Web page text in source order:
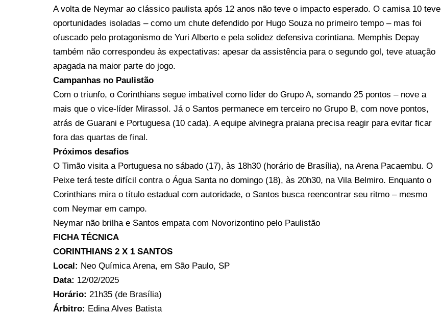
A volta de Neymar ao clássico paulista após 12 anos não teve o impacto esperado. O camisa 10 teve
oportunidades isoladas – como um chute defendido por Hugo Souza no primeiro tempo – mas foi
ofuscado pelo protagonismo de Yuri Alberto e pela solidez defensiva corintiana. Memphis Depay
também não correspondeu às expectativas: apesar da assistência para o segundo gol, teve atuação
apagada na maior parte do jogo.
Campanhas no Paulistão
Com o triunfo, o Corinthians segue imbatível como líder do Grupo A, somando 25 pontos – nove a
mais que o vice-líder Mirassol. Já o Santos permanece em terceiro no Grupo B, com nove pontos,
atrás de Guarani e Portuguesa (10 cada). A equipe alvinegra praiana precisa reagir para evitar ficar
fora das quartas de final.
Próximos desafios
O Timão visita a Portuguesa no sábado (17), às 18h30 (horário de Brasília), na Arena Pacaembu. O
Peixe terá teste difícil contra o Água Santa no domingo (18), às 20h30, na Vila Belmiro. Enquanto o
Corinthians mira o título estadual com autoridade, o Santos busca reencontrar seu ritmo – mesmo
com Neymar em campo.
Neymar não brilha e Santos empata com Novorizontino pelo Paulistão
FICHA TÉCNICA
CORINTHIANS 2 X 1 SANTOS
Local: Neo Química Arena, em São Paulo, SP
Data: 12/02/2025
Horário: 21h35 (de Brasília)
Árbitro: Edina Alves Batista